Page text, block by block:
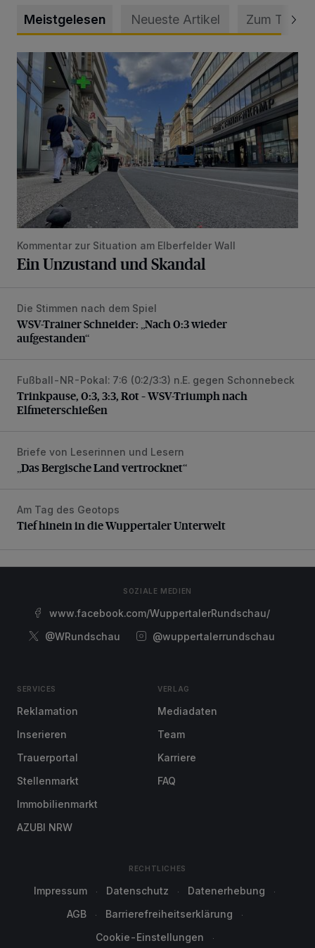
Meistgelesen Neueste Artikel Zum Thema
Ein Unzustand und Skandal
Kommentar zur Situation am Elberfelder Wall
Ein Unzustand und Skandal
WSV-Trainer Schneider: „Nach 0:3 wieder aufgestanden“
Die Stimmen nach dem Spiel
WSV-Trainer Schneider: „Nach 0:3 wieder
aufgestanden“
Trinkpause, 0:3, 3:3, Rot – WSV-Triumph nach
Fußball-NR-Pokal: 7:6 (0:2/3:3) n.E. gegen Schonnebeck
Trinkpause, 0:3, 3:3, Rot – WSV-Triumph nach
Elfmeterschießen
„Das Bergische Land vertrocknet“
Briefe von Leserinnen und Lesern
„Das Bergische Land vertrocknet“
Tief hinein in die Wuppertaler Unterwelt
Am Tag des Geotops
Tief hinein in die Wuppertaler Unterwelt
SOZIALE MEDIEN
www.facebook.com/WuppertalerRundschau/
@WRundschau
@wuppertalerrundschau
SERVICES
Reklamation
Inserieren
Trauerportal
Stellenmarkt
Immobilienmarkt
AZUBI NRW
VERLAG
Mediadaten
Team
Karriere
FAQ
RECHTLICHES
Impressum Datenschutz
Datenerhebung
AGB
Barrierefreiheitserklärung
Cookie-Einstellungen